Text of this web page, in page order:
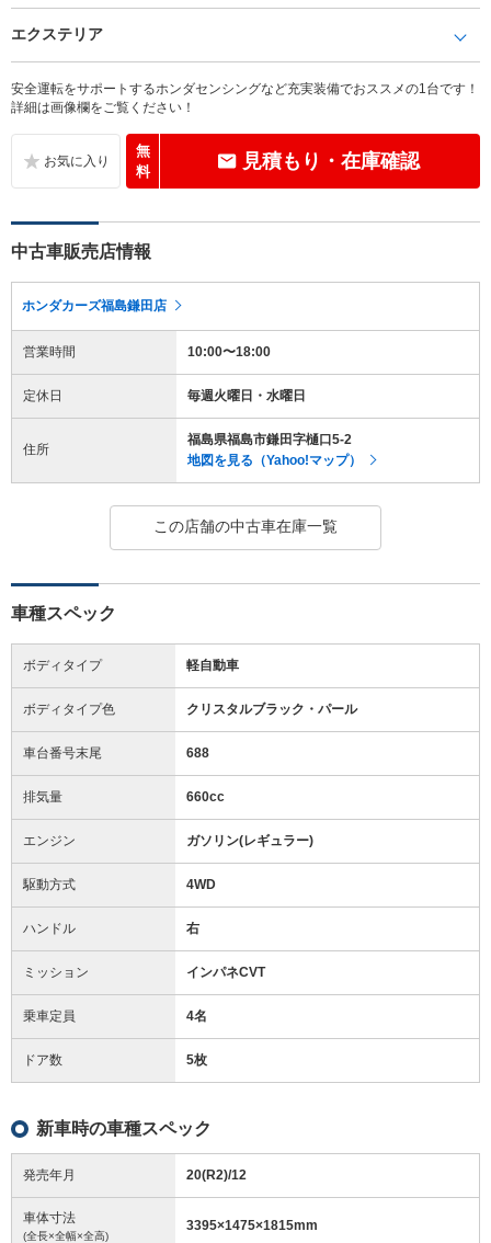
エクステリア
安全運転をサポートするホンダセンシングなど充実装備でおススメの1台です！
詳細は画像欄をご覧ください！
無
料
見積もり・在庫確認
中古車販売店情報
ホンダカーズ福島鎌田店
営業時間 10:00〜18:00
定休日 毎週火曜日・水曜日
住所
福島県福島市鎌田字樋口5-2
地図を見る（Yahoo!マップ）
この店舗の中古車在庫一覧
車種スペック
ボディタイプ 軽自動車
ボディタイプ色 クリスタルブラック・パール
車台番号末尾 688
排気量 660cc
エンジン ガソリン(レギュラー)
駆動方式 4WD
ハンドル 右
ミッション インパネCVT
乗車定員 4名
ドア数 5枚
新車時の車種スペック
発売年月 20(R2)/12
車体寸法
(全長×全幅×全高)
3395×1475×1815mm